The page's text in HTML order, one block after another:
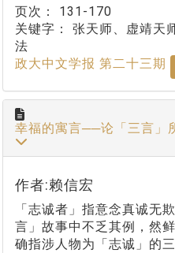
页次： 131-170
关键字： 张天师、虚靖天
法
政大中文学报 第二十三期
幸福的寓言──论「三言」
作者:赖信宏
「志诚者」指意念真诚无
言」故事中不乏其例，然
确指涉人物为「志诚」的